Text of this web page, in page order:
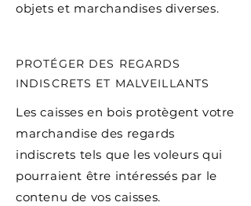
objets et marchandises diverses.
PROTÉGER DES REGARDS
INDISCRETS ET MALVEILLANTS
Les caisses en bois protègent votre
marchandise des regards
indiscrets tels que les voleurs qui
pourraient être intéressés par le
contenu de vos caisses.